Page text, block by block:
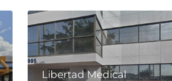
Libertad Medical